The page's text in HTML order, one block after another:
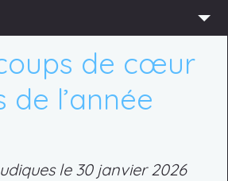
de cœur
de l’année
le 30 janvier 2026